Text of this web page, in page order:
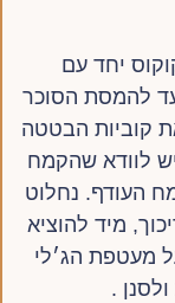
יחד עם
להמסת הסוכר
קוביות הבטטה
לוודא שהקמח
העודף. נחלוט
מיד להוציא
מעטפת הג׳לי